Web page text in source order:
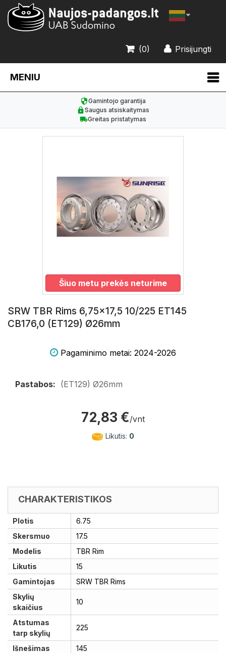
Prisijungti
(0)
MENIU
Gamintojo garantija
Saugus atsiskaitymas
Greitas pristatymas
Šiuo metu prekės neturime
SRW TBR Rims 6,75x17,5 10/225 ET145
CB176,0 (ET129) Ø26mm
Pagaminimo metai: 2024-2026
Pastabos: (ET129) Ø26mm
72,83 €/vnt
Likutis: 0
CHARAKTERISTIKOS
Plotis
6.75
Skersmuo
17.5
Modelis
TBR Rim
Likutis
15
Gamintojas
SRW TBR Rims
Skylių
skaičius
10
Atstumas
tarp skylių
225
Išnešimas
145